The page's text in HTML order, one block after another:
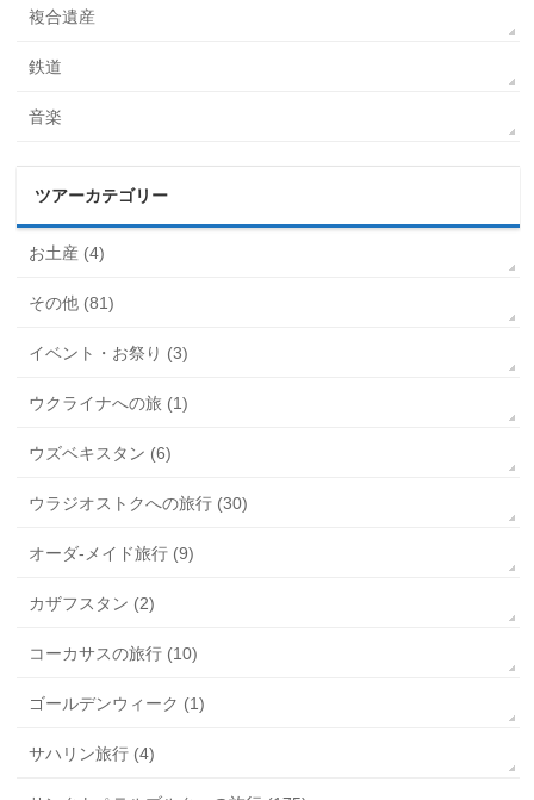
複合遺産
鉄道
音楽
ツアーカテゴリー
お土産 (4)
その他 (81)
イベント・お祭り (3)
ウクライナへの旅 (1)
ウズベキスタン (6)
ウラジオストクへの旅行 (30)
オーダ-メイド旅行 (9)
カザフスタン (2)
コーカサスの旅行 (10)
ゴールデンウィーク (1)
サハリン旅行 (4)